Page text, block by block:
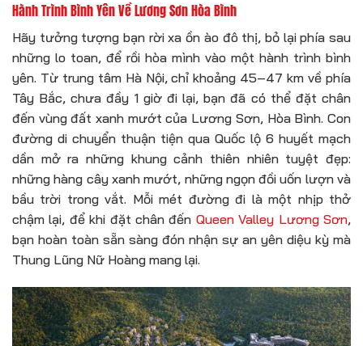
Hành Trình Bình Yên Về Lương Sơn Hòa Bình
Hãy tưởng tượng bạn rời xa ồn ào đô thị, bỏ lại phía sau
những lo toan, để rồi hòa mình vào một hành trình bình
yên. Từ trung tâm Hà Nội, chỉ khoảng 45–47 km về phía
Tây Bắc, chưa đầy 1 giờ đi lại, bạn đã có thể đặt chân
đến vùng đất xanh mướt của Lương Sơn, Hòa Bình. Con
đường di chuyển thuận tiện qua Quốc lộ 6 huyết mạch
dần mở ra những khung cảnh thiên nhiên tuyệt đẹp:
những hàng cây xanh mướt, những ngọn đồi uốn lượn và
bầu trời trong vắt. Mỗi mét đường đi là một nhịp thở
chậm lại, để khi đặt chân đến Queen Valley Lương Sơn,
bạn hoàn toàn sẵn sàng đón nhận sự an yên diệu kỳ mà
Thung Lũng Nữ Hoàng mang lại.